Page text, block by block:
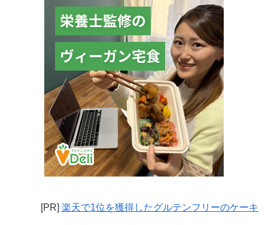
[PR] 楽天で1位を獲得したグルテンフリーのケーキ